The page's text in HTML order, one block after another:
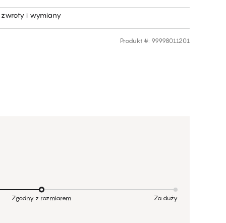
i wymiany
Produkt #: 99998011201
Zgodny z rozmiarem Za duży